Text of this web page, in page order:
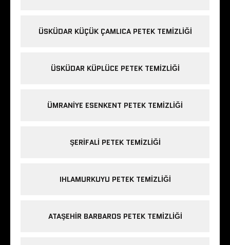
ÜSKÜDAR KÜÇÜK ÇAMLICA PETEK TEMIZLIĞI
ÜSKÜDAR KÜPLÜCE PETEK TEMIZLIĞI
ÜMRANIYE ESENKENT PETEK TEMIZLIĞI
ŞERIFALI PETEK TEMIZLIĞI
IHLAMURKUYU PETEK TEMIZLIĞI
ATAŞEHIR BARBAROS PETEK TEMIZLIĞI